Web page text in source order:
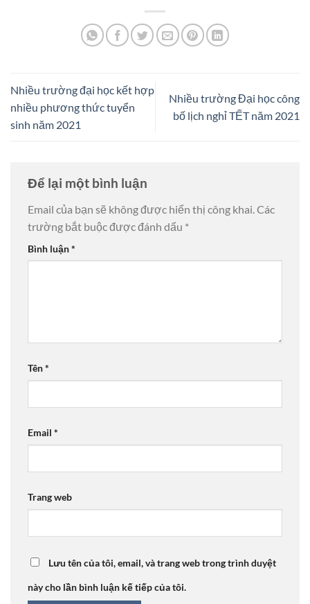
Nhiều trường đại học kết hợp
nhiều phương thức tuyển
sinh năm 2021
Nhiều trường Đại học công
bố lịch nghỉ TẾT năm 2021
Để lại một bình luận
Email của bạn sẽ không được hiển thị công khai. Các
trường bắt buộc được đánh dấu *
Bình luận*
Tên*
Email *
Trang web
Lưu tên của tôi, email, và trang web trong trình duyệt
này cho lần bình luận kế tiếp của tôi.